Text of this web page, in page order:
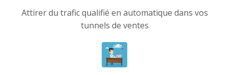
Attirer du trafic qualifié en automatique dans vos
tunnels de ventes